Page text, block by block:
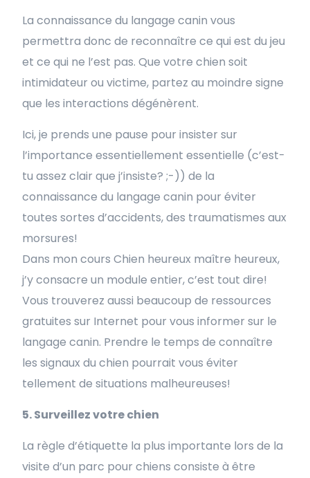
La connaissance du langage canin vous
permettra donc de reconnaître ce qui est du jeu
et ce qui ne l’est pas. Que votre chien soit
intimidateur ou victime, partez au moindre signe
que les interactions dégénèrent.
Ici, je prends une pause pour insister sur
l’importance essentiellement essentielle (c’est-
tu assez clair que j’insiste? ;-)) de la
connaissance du langage canin pour éviter
toutes sortes d’accidents, des traumatismes aux
morsures!
Dans mon cours Chien heureux maître heureux,
j’y consacre un module entier, c’est tout dire!
Vous trouverez aussi beaucoup de ressources
gratuites sur Internet pour vous informer sur le
langage canin. Prendre le temps de connaître
les signaux du chien pourrait vous éviter
tellement de situations malheureuses!
5. Surveillez votre chien
La règle d’étiquette la plus importante lors de la
visite d’un parc pour chiens consiste à être